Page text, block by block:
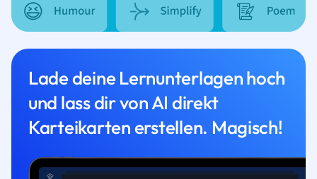
Lade deine Lernunterlagen hoch
und lass dir von AI direkt
Karteikarten erstellen. Magisch!